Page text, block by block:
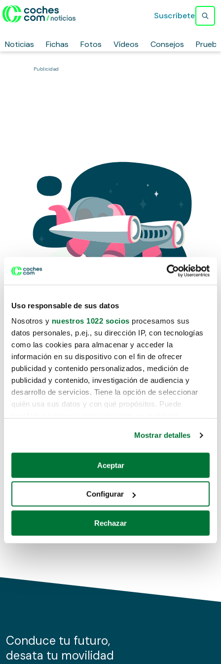
Uso responsable de sus datos
Nosotros y nuestros 1022 socios procesamos sus
datos personales, p.ej., su dirección IP, con tecnologías
como las cookies para almacenar y acceder la
información en su dispositivo con el fin de ofrecer
publicidad y contenido personalizados, medición de
publicidad y contenido, investigación de audiencia y
desarrollo de servicios. Tiene la opción de seleccionar
quién usa sus datos y con qué propósitos. Puede
Si lo permite, también quisiéramos:
Recopilar información sobre su ubicación geográfica
Identificar su dispositivo analizándolo activamente
para buscar características específicas (huellas
Obtenga más información sobre cómo se procesan sus
de cookies.
información sobre el uso que haga del sitio web con
nuestros partners de redes sociales, publicidad y análisis
Mostrar detalles
Aceptar
Configurar
Rechazar
Noticias Fichas Fotos Vídeos Consejos
Suscríbete
Publicidad
Lo sentimos, no sabemos como
te hemos traido hasta aquí.
Pero puedes encontrar el coche que estás
buscando en alguno de estos enlaces:
Coches de segunda mano
Coches de km0
Conduce tu futuro,
desata tu movilidad